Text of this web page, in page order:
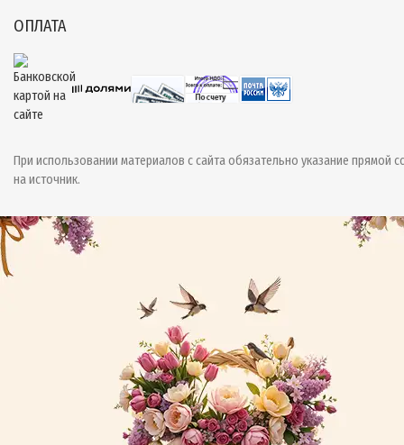
ОПЛАТА
При использовании материалов с сайта обязательно указание прямой
на источник.